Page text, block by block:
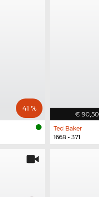
41 %
€ 90,50
Ted Baker
1668 - 371